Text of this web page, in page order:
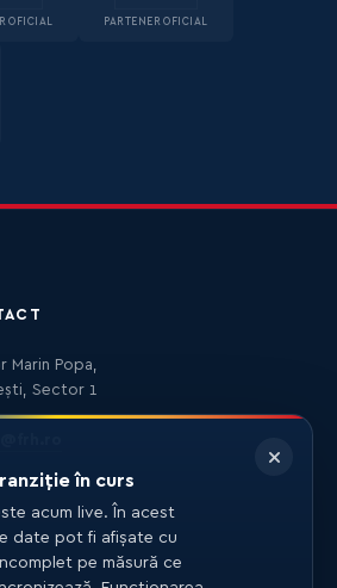
OFICIAL PARTENER OFICIAL
în curs
acum live. În acest
date pot fi afișate cu
pe măsură ce
Marin Popa,
Sector 1